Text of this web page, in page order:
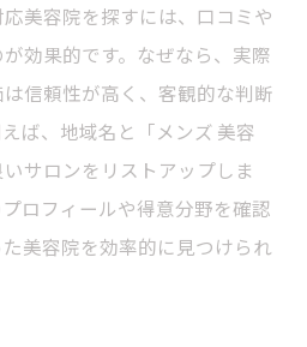
美容院を探すには、口コミや
効果的です。なぜなら、実際
信頼性が高く、客観的な判断
ば、地域名と「メンズ 美容
サロンをリストアップしま
ロフィールや得意分野を確認
美容院を効率的に見つけられ